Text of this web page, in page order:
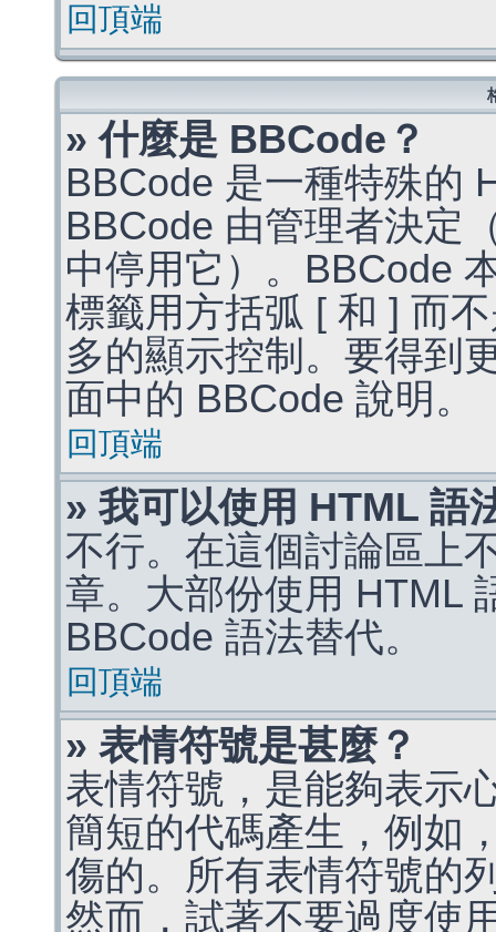
回頂端
» 什麼是 BBCode？
BBCode 是一種特殊的
BBCode 由管理者決定
中停用它）。BBCode
標籤用方括弧 [ 和 ] 而
多的顯示控制。要得到
面中的 BBCode 說明。
回頂端
» 我可以使用 HTML 語
不行。在這個討論區上
章。大部份使用 HTML
BBCode 語法替代。
回頂端
» 表情符號是甚麼？
表情符號，是能夠表示
簡短的代碼產生，例如
傷的。所有表情符號的
然而，試著不要過度使